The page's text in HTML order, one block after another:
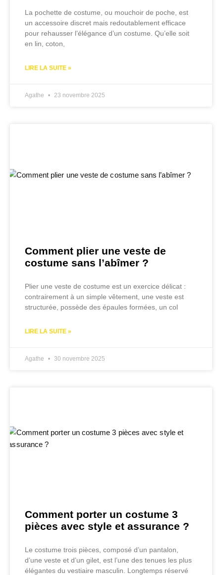
La pochette de costume, ou mouchoir de poche, est
un accessoire discret mais redoutablement efficace
pour rehausser l’élégance d’un costume. Qu’elle soit
en lin, coton,
LIRE LA SUITE »
Agathe 23 novembre 2025
Comment plier une veste de
costume sans l’abîmer ?
Plier une veste de costume est un exercice délicat :
contrairement à un simple vêtement, une veste est
structurée, possède des épaules formées, un col
LIRE LA SUITE »
Agathe 30 novembre 2025
Comment porter un costume 3
pièces avec style et assurance ?
Le costume trois pièces, composé d’un pantalon,
d’une veste et d’un gilet, est l’une des tenues les plus
élégantes du vestiaire masculin. Longtemps réservé